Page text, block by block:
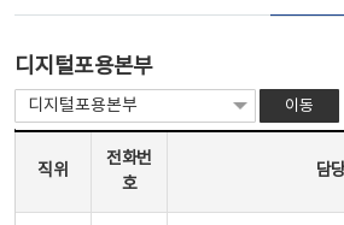
디지털포용본부
이동
직위
전화번
호
담